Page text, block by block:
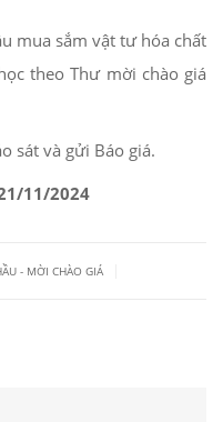
mua sắm vật tư hóa chất
theo Thư mời chào giá
sát và gửi Báo giá.
11/2024
- MỜI CHÀO GIÁ